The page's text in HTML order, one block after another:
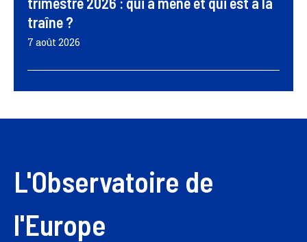
traîne ?
7 août 2026
L'Observatoire de
l'Europe